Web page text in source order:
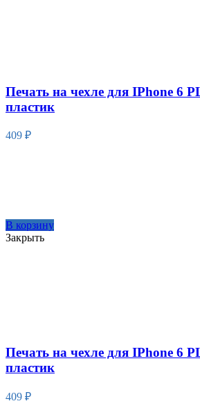
В корзину
Закрыть
Печать на чехле для IPhone 6
пластик
409 ₽
Печать на чехле для IPhone 6
пластик
409 ₽